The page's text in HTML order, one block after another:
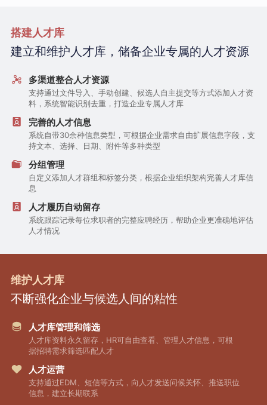
搭建人才库
建立和维护人才库，储备企业专属的人才资源
多渠道整合人才资源
支持通过文件导入、手动创建、候选人自主提交等方式添加人才资
料，系统智能识别去重，打造企业专属人才库
完善的人才信息
系统自带30余种信息类型，可根据企业需求自由扩展信息字段，支
持文本、选择、日期、附件等多种类型
分组管理
自定义添加人才群组和标签分类，根据企业组织架构完善人才库信
息
人才履历自动留存
系统跟踪记录每位求职者的完整应聘经历，帮助企业更准确地评估
人才情况
维护人才库
不断强化企业与候选人间的粘性
人才库管理和筛选
人才库资料永久留存，HR可自由查看、管理人才信息，可根
据招聘需求筛选匹配人才
人才运营
支持通过EDM、短信等方式，向人才发送问候关怀、推送职位
信息，建立长期联系